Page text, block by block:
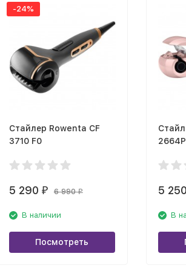
-24%
Стайлер Rowenta CF
3710 F0
5 290 ₽ 6 990₽
В наличии
Посмотреть
5
В